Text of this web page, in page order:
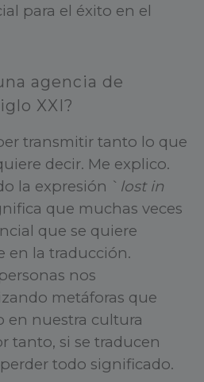
para el éxito en el
agencia de
XXI?
transmitir tanto lo que
decir. Me explico.
la expresión ` lost in
que muchas veces
que se quiere
en la traducción.
nos
metáforas que
en nuestra cultura
tanto, si se traducen
todo significado.